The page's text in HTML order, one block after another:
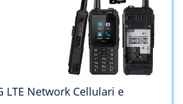
LTE Network Cellulari e